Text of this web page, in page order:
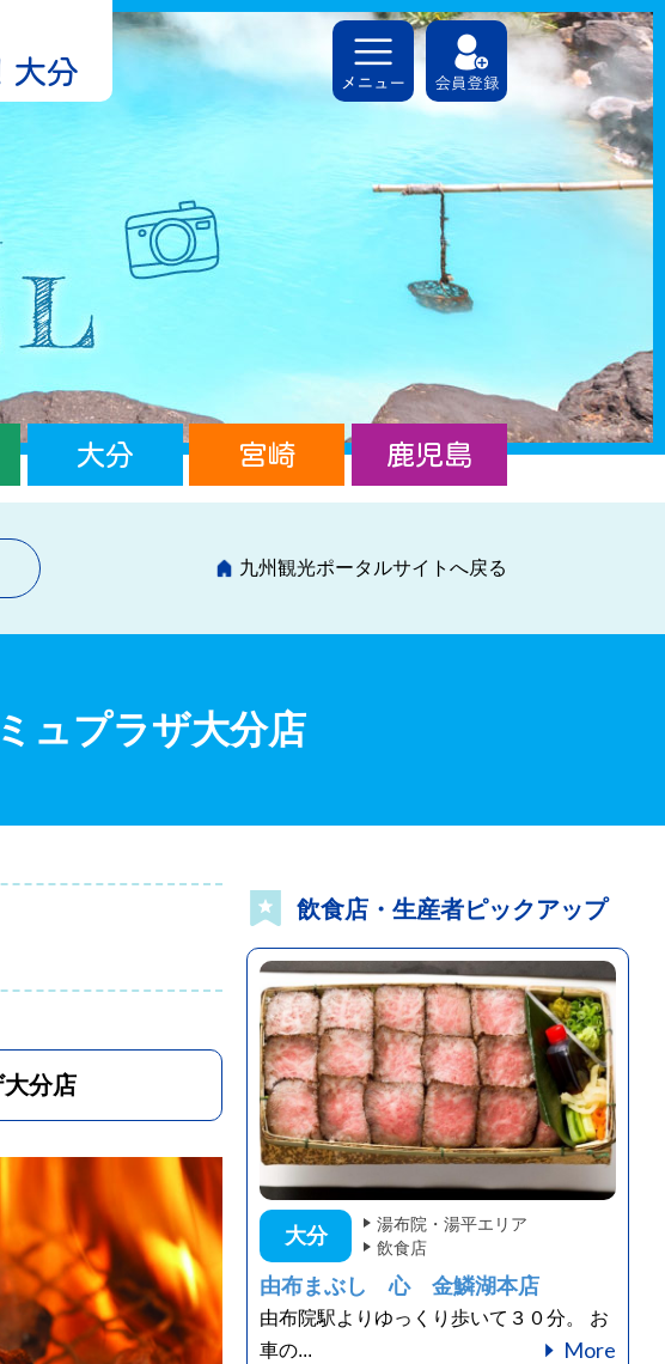
大分
大分 宮崎 鹿児島
九州観光ポータルサイトへ戻る
ュプラザ大分店
分店
飲食店・生産者ピックアップ
大分
湯布院・湯平エリア
飲食店
由布まぶし 心 金鱗湖本店
由布院駅よりゆっくり歩いて３０分。 お
車の...
More